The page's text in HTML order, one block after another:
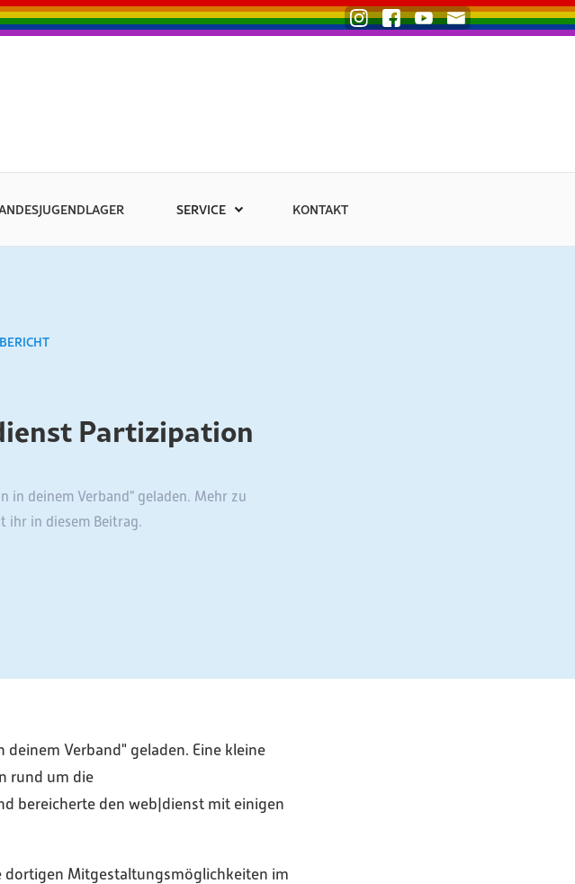
SERVICE KONTAKT
Partizipation
in deinem Verband" geladen. Mehr zu
ihr in diesem Beitrag.
Verband" geladen. Eine kleine
rund um die
bereicherte den web|dienst mit einigen
dortigen Mitgestaltungsmöglichkeiten im